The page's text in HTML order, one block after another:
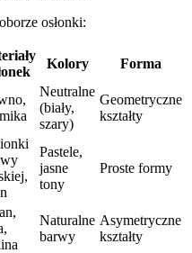
osłonki:
Kolory Forma
Neutralne
(biały,
szary)
Geometryczne
kształty
Pastele,
jasne
tony
Proste formy
Naturalne
barwy
Asymetryczne
kształty